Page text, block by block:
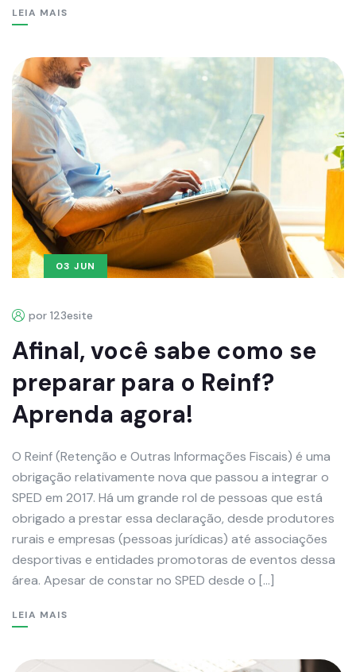
LEIA MAIS
03 JUN
por 123esite
Afinal, você sabe como se
preparar para o Reinf?
Aprenda agora!
O Reinf (Retenção e Outras Informações Fiscais) é uma
obrigação relativamente nova que passou a integrar o
SPED em 2017. Há um grande rol de pessoas que está
obrigado a prestar essa declaração, desde produtores
rurais e empresas (pessoas jurídicas) até associações
desportivas e entidades promotoras de eventos dessa
área. Apesar de constar no SPED desde o […]
LEIA MAIS